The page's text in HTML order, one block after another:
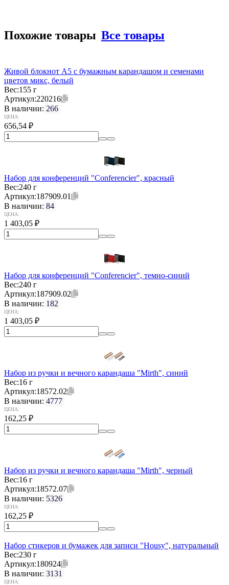
Похожие товары Все товары
Живой блокнот А5 с бумажным карандашом и семенами
цветов микс, белый
Вес:155 г
Артикул:220216
В наличии: 266
ЦЕНА:
656,54 ₽
Набор для конференций "Conferencier", красный
Вес:240 г
Артикул:187909.01
В наличии: 84
ЦЕНА:
1 403,05 ₽
Набор для конференций "Conferencier", темно-синий
Вес:240 г
Артикул:187909.02
В наличии: 182
ЦЕНА:
1 403,05 ₽
Набор из ручки и вечного карандаша "Mirth", синий
Вес:16 г
Артикул:18572.02
В наличии: 4777
ЦЕНА:
162,25 ₽
Набор из ручки и вечного карандаша "Mirth", черный
Вес:16 г
Артикул:18572.07
В наличии: 5326
ЦЕНА:
162,25 ₽
Набор стикеров и бумажек для записи "Housy", натуральный
Вес:230 г
Артикул:180924
В наличии: 3131
ЦЕНА: